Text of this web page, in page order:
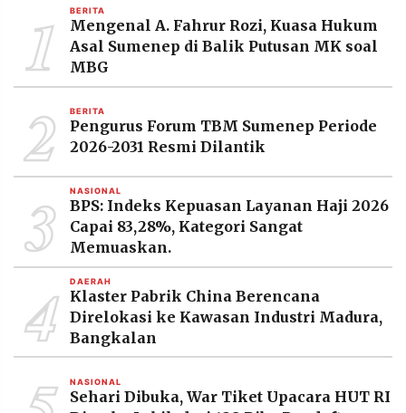
PT.
RESOLUSI
MEDIA
PRAMUDITA
1 BERITA
Mengenal A. Fahrur Rozi, Kuasa Hukum
Asal Sumenep di Balik Putusan MK soal
MBG
2 BERITA
Pengurus Forum TBM Sumenep Periode
2026-2031 Resmi Dilantik
3 NASIONAL
BPS: Indeks Kepuasan Layanan Haji 2026
Capai 83,28%, Kategori Sangat
Memuaskan.
4 DAERAH
Klaster Pabrik China Berencana
Direlokasi ke Kawasan Industri Madura,
Bangkalan
NASIONAL
Sehari Dibuka, War Tiket Upacara HUT RI